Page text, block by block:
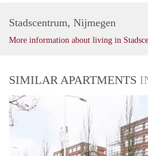
Stadscentrum, Nijmegen
More information about living in
SIMILAR APARTMENTS